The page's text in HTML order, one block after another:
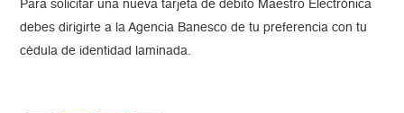
Para solicitar una nueva tarjeta de débito Maestro Electrónica
debes dirigirte a la Agencia Banesco de tu preferencia con tu
cédula de identidad laminada.